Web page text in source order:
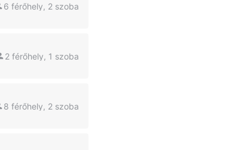
6 férőhely, 2 szoba
2 férőhely, 1 szoba
8 férőhely, 2 szoba